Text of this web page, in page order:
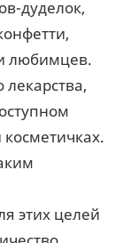
дуделок,
любимцев.
этих целей